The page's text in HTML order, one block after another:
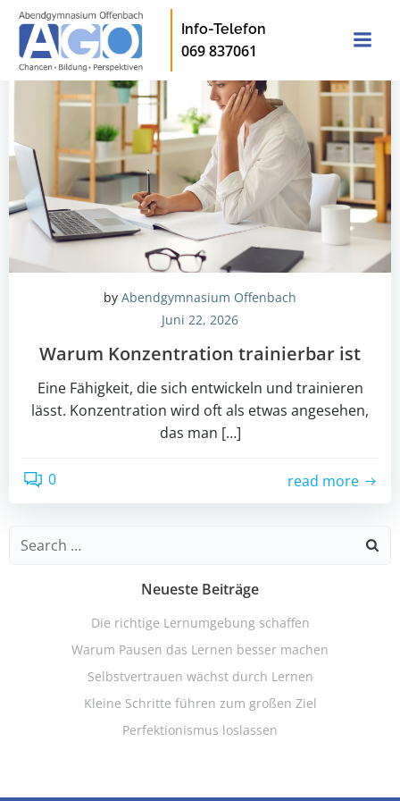
Inhalt
springen
Info-Telefon
069 837061
by Abendgymnasium Offenbach
Juni 22, 2026
Warum Konzentration trainierbar ist
Eine Fähigkeit, die sich entwickeln und trainieren
lässt. Konzentration wird oft als etwas angesehen,
das man […]
0 read more
Search
Neueste Beiträge
Die richtige Lernumgebung schaffen
Warum Pausen das Lernen besser machen
Selbstvertrauen wächst durch Lernen
Kleine Schritte führen zum großen Ziel
Perfektionismus loslassen